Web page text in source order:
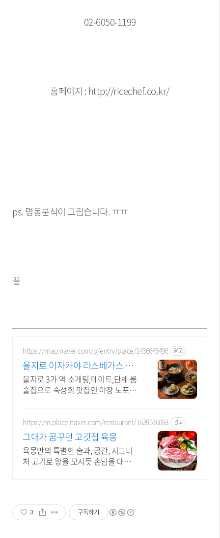
02-6050-1199
홈페이지 : http://ricechef.co.kr/
ps. 명동분식이 그립습니다. ㅠㅠ
끝
https://map.naver.com/p/entry/place/1436645496 광고
을지로 이자카야 라스베가스 니
쿠도후,다양한소요리맛집
을지로 3가 역 소개팅,데이트,단체 룸
술집으로 숙성회 맛집인 야장 노포 이
있는 이자카야
https://m.place.naver.com/restaurant/1639516083 광고
그대가 꿈꾸던 고깃집 육몽
육몽만의 특별한 술과, 공간, 시그니
처 고기로 왕을 모시듯 손님을 대접합
3 구독하기